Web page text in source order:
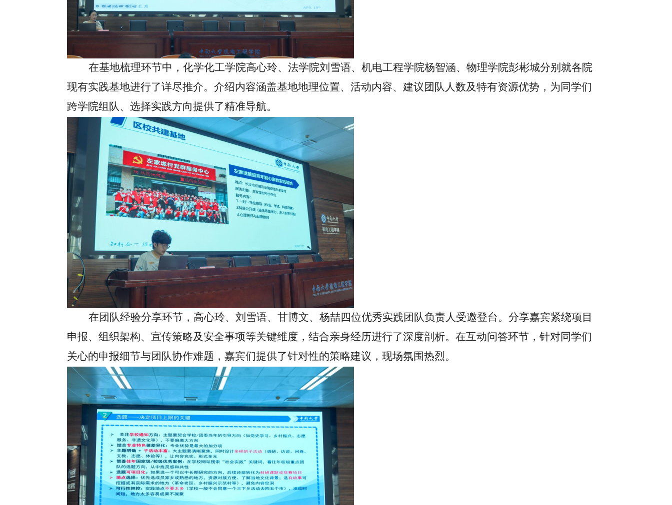
在基地梳理环节中，化学化工学院高心玲、法学院刘雪语、机电工程学院杨智涵、物理学院彭彬城分别就各院
现有实践基地进行了详尽推介。介绍内容涵盖基地地理位置、活动内容、建议团队人数及特有资源优势，为同学们
跨学院组队、选择实践方向提供了精准导航。
在团队经验分享环节，高心玲、刘雪语、甘博文、杨喆四位优秀实践团队负责人受邀登台。分享嘉宾紧绕项目
申报、组织架构、宣传策略及安全事项等关键维度，结合亲身经历进行了深度剖析。在互动问答环节，针对同学们
关心的申报细节与团队协作难题，嘉宾们提供了针对性的策略建议，现场氛围热烈。